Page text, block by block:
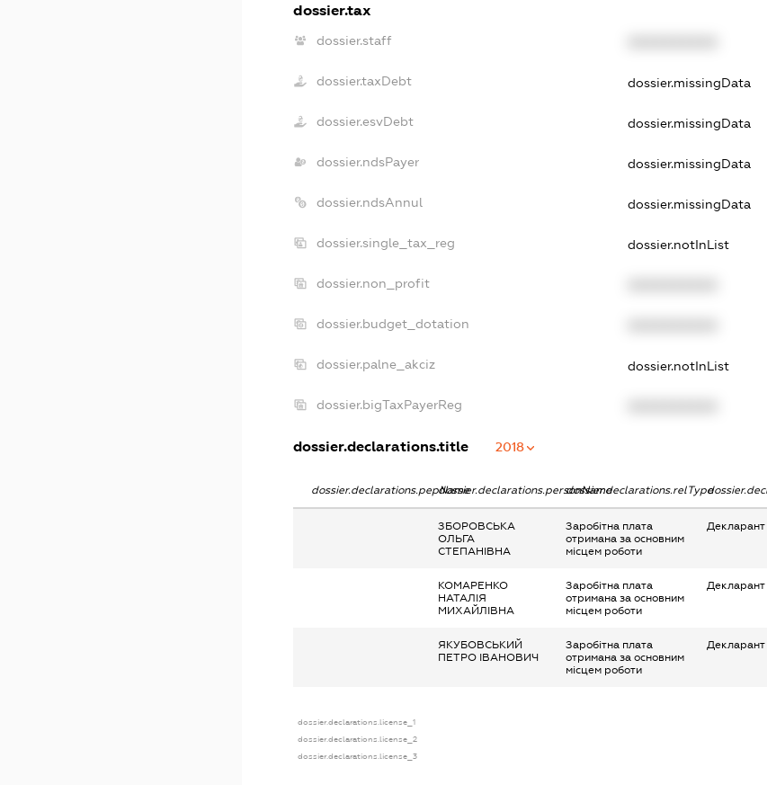
dossier.tax
dossier.staff
dossier.taxDebt dossier.missingData
dossier.esvDebt dossier.missingData
dossier.ndsPayer dossier.missingData
dossier.ndsAnnul dossier.missingData
dossier.single_tax_reg dossier.notInList
dossier.non_profit
dossier.budget_dotation
dossier.palne_akciz dossier.notInList
dossier.bigTaxPayerReg
dossier.declarations.title 2018
dossier.declarations.pepNamedossier.declarations.personNamedossier.declarations.relType
ЗБОРОВСЬКА
ОЛЬГА
СТЕПАНІВНА
Заробітна плата
отримана за основним
місцем роботи
Декларант
КОМАРЕНКО
НАТАЛІЯ
МИХАЙЛІВНА
Заробітна плата
отримана за основним
місцем роботи
Декларант
ЯКУБОВСЬКИЙ
ПЕТРО ІВАНОВИЧ
Заробітна плата
отримана за основним
місцем роботи
Декларант
dossier.declarations.license_1
dossier.declarations.license_2
dossier.declarations.license_3